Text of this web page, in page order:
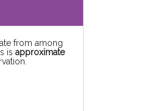
from among
is approximate